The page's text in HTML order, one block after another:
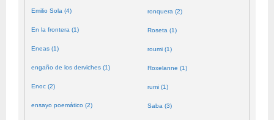
Emilio Sola (4)
En la frontera (1)
Eneas (1)
engaño de los derviches (1)
Enoc (2)
ensayo poemático (2)
ronquera (2)
Roseta (1)
roumi (1)
Roxelanne (1)
rumi (1)
Saba (3)